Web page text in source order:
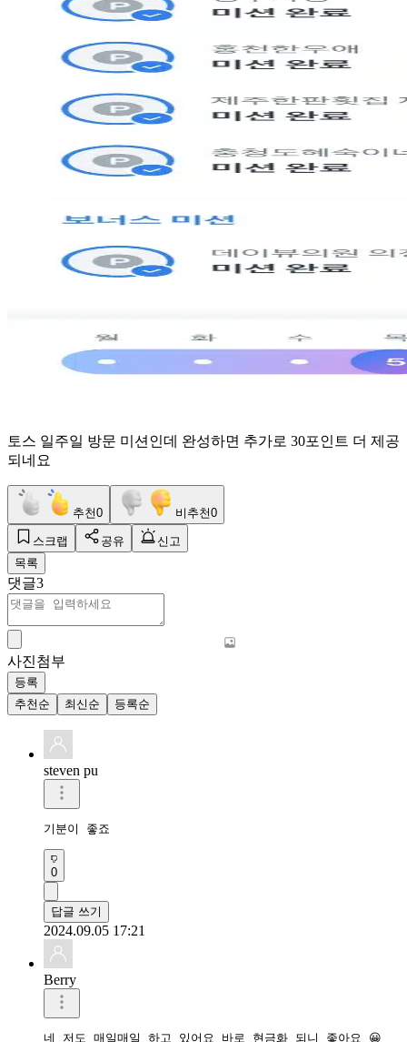
토스 일주일 방문 미션인데 완성하면 추가로 30포인트 더 제공
되네요
추천0 비추천0
스크랩 공유
신고
목록
댓글3
사진첨부
등록
추천순
최신순 등록순
steven pu
기분이 좋죠
0
답글 쓰기
2024.09.05 17:21
Berry
네 저도 매일매일 하고 있어요 바로 현금화 되니 좋아요 😀